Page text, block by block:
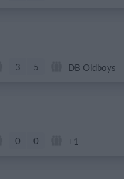
3 5 DB Oldboys
0 0 +1